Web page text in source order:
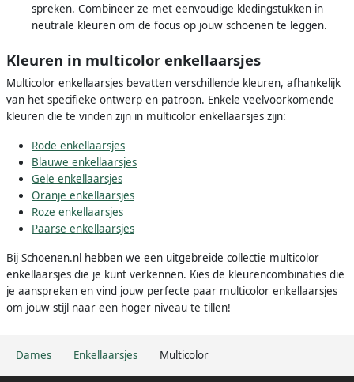
Dames Enkellaarsjes Multicolor
spreken. Combineer ze met eenvoudige kledingstukken in
neutrale kleuren om de focus op jouw schoenen te leggen.
Kleuren in multicolor enkellaarsjes
Multicolor enkellaarsjes bevatten verschillende kleuren, afhankelijk
van het specifieke ontwerp en patroon. Enkele veelvoorkomende
kleuren die te vinden zijn in multicolor enkellaarsjes zijn:
Rode enkellaarsjes
Blauwe enkellaarsjes
Gele enkellaarsjes
Oranje enkellaarsjes
Roze enkellaarsjes
Paarse enkellaarsjes
Bij Schoenen.nl hebben we een uitgebreide collectie multicolor
enkellaarsjes die je kunt verkennen. Kies de kleurencombinaties die
je aanspreken en vind jouw perfecte paar multicolor enkellaarsjes
om jouw stijl naar een hoger niveau te tillen!